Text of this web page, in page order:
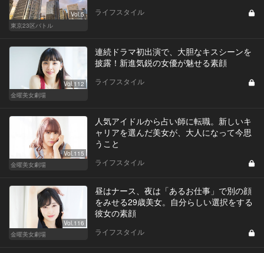
Vol.5
東京23区バトル
ライフスタイル
Vol.112
金曜美女劇場
連続ドラマ初出演で、大胆なキスシーンを
披露！新進気鋭の女優が魅せる素顔
ライフスタイル
Vol.115
金曜美女劇場
人気アイドルから占い師に転職。新しいキ
ャリアを選んだ美女が、大人になって今思
うこと
ライフスタイル
Vol.116
金曜美女劇場
昼はナース、夜は「あるお仕事」で別の顔
をみせる29歳美女。自分らしい選択をする
彼女の素顔
ライフスタイル